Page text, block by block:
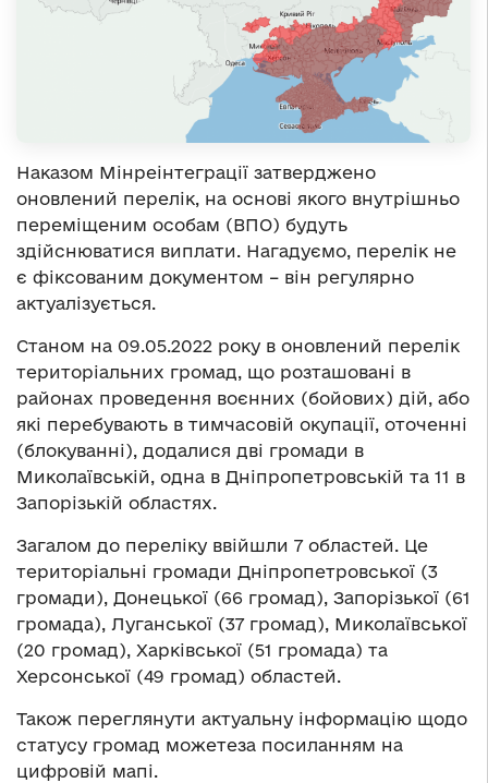
Наказом Мінреінтеграції затверджено
оновлений перелік, на основі якого внутрішньо
переміщеним особам (ВПО) будуть
здійснюватися виплати. Нагадуємо, перелік не
є фіксованим документом – він регулярно
актуалізується.
Станом на 09.05.2022 року в оновлений перелік
територіальних громад, що розташовані в
районах проведення воєнних (бойових) дій, або
які перебувають в тимчасовій окупації, оточенні
(блокуванні), додалися дві громади в
Миколаївській, одна в Дніпропетровській та 11 в
Запорізькій областях.
Загалом до переліку ввійшли 7 областей. Це
територіальні громади Дніпропетровської (3
громади), Донецької (66 громад), Запорізької (61
громада), Луганської (37 громад), Миколаївської
(20 громад), Харківської (51 громада) та
Херсонської (49 громад) областей.
Також переглянути актуальну інформацію щодо
статусу громад можетеза посиланням на
цифровій мапі.